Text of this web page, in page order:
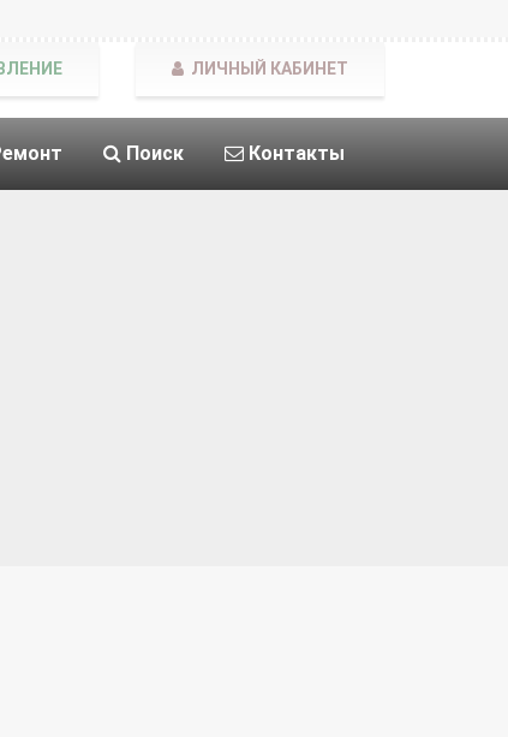
Поиск Контакты
ЛИЧНЫЙ КАБИНЕТ